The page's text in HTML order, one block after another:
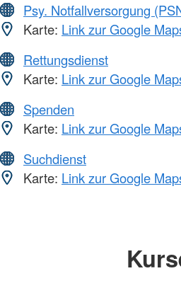
Psy. Notfallversorgung
Karte: Link zur Google
Rettungsdienst
Karte: Link zur Google
Spenden
Karte: Link zur Google
Suchdienst
Karte: Link zur Google